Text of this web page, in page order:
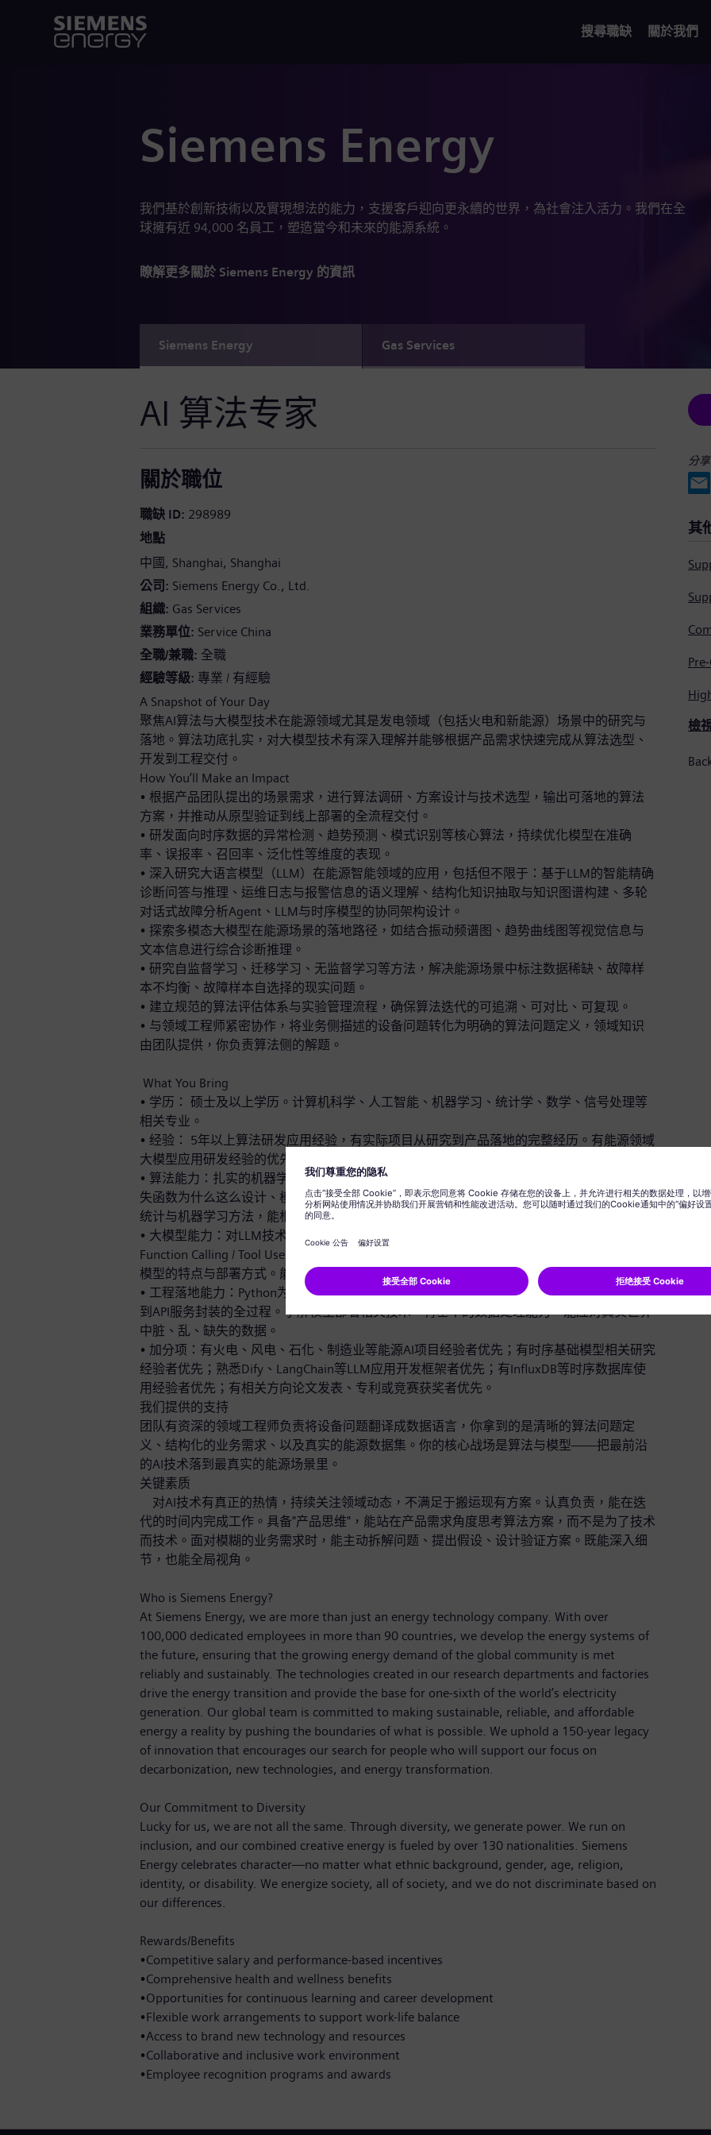
搜尋職缺 關於我們
Siemens Energy
我們基於創新技術以及實現想法的能力，支援客戶迎向更永續的世界，為社會注入活力。我們在全
球擁有近 94,000 名員工，塑造當今和未來的能源系統。
瞭解更多關於 Siemens Energy 的資訊
Siemens Energy Gas Services
AI 算法专家
關於職位
職缺 ID 298989
地點
中國
Shanghai Shanghai
公司 Siemens Energy Co., Ltd.
組織 Gas Services
業務單位 Service China
全職/兼職 全職
經驗等級 專業 / 有經驗
A Snapshot of Your Day
聚焦AI算法与大模型技术在能源领域尤其是发电领域（包括火电和新能源）场景中的研究与
落地。算法功底扎实，对大模型技术有深入理解并能够根据产品需求快速完成从算法选型、
开发到工程交付。
How You’ll Make an Impact
• 根据产品团队提出的场景需求，进行算法调研、方案设计与技术选型，输出可落地的算法
方案，并推动从原型验证到线上部署的全流程交付。
• 研发面向时序数据的异常检测、趋势预测、模式识别等核心算法，持续优化模型在准确
率、误报率、召回率、泛化性等维度的表现。
• 深入研究大语言模型（LLM）在能源智能领域的应用，包括但不限于：基于LLM的智能精确
诊断问答与推理、运维日志与报警信息的语义理解、结构化知识抽取与知识图谱构建、多轮
对话式故障分析Agent、LLM与时序模型的协同架构设计。
• 探索多模态大模型在能源场景的落地路径，如结合振动频谱图、趋势曲线图等视觉信息与
文本信息进行综合诊断推理。
• 研究自监督学习、迁移学习、无监督学习等方法，解决能源场景中标注数据稀缺、故障样
本不均衡、故障样本自选择的现实问题。
• 建立规范的算法评估体系与实验管理流程，确保算法迭代的可追溯、可对比、可复现。
• 与领域工程师紧密协作，将业务侧描述的设备问题转化为明确的算法问题定义，领域知识
由团队提供，你负责算法侧的解题。
What You Bring
• 学历： 硕士及以上学历。计算机科学、人工智能、机器学习、统计学、数学、信号处理等
相关专业。
• 经验： 5年以上算法研发应用经验，有实际项目从研究到产品落地的完整经历。有能源领域
大模型应用研发经验的优先。
• 算法能力：扎实的机器学习与深度学习理论基础，不是只会调用框架API，而是能讲清楚损
失函数为什么这么设计、模型为什么在这个场景下失效。熟练掌握时序分析相关方法，以及
统计与机器学习方法，能根据问题特点选择合适的技术路线。
• 大模型能力：对LLM技术栈有体系化理解，包括Prompt Engineering、RAG、Fine-tuning、
Function Calling / Tool Use、Agent架构。有实际的LLM应用开发或微调经验，了解主流开源
模型的特点与部署方式。能够设计LLM与传统算法模型的协同方案。
• 工程落地能力：Python为主力语言，PyTorch熟练使用。能独立完成模型训练、评估、优化
到API服务封装的全过程。了解模型部署相关技术。有基本的数据处理能力，能应对真实世界
中脏、乱、缺失的数据。
• 加分项：有火电、风电、石化、制造业等能源AI项目经验者优先；有时序基础模型相关研究
经验者优先；熟悉Dify、LangChain等LLM应用开发框架者优先；有InfluxDB等时序数据库使
用经验者优先；有相关方向论文发表、专利或竞赛获奖者优先。
我们提供的支持
团队有资深的领域工程师负责将设备问题翻译成数据语言，你拿到的是清晰的算法问题定
义、结构化的业务需求、以及真实的能源数据集。你的核心战场是算法与模型——把最前沿
的AI技术落到最真实的能源场景里。
关键素质
对AI技术有真正的热情，持续关注领域动态，不满足于搬运现有方案。认真负责，能在迭
代的时间内完成工作。具备"产品思维"，能站在产品需求角度思考算法方案，而不是为了技术
而技术。面对模糊的业务需求时，能主动拆解问题、提出假设、设计验证方案。既能深入细
节，也能全局视角。
Who is Siemens Energy?
At Siemens Energy, we are more than just an energy technology company. With over
100,000 dedicated employees in more than 90 countries, we develop the energy systems of
the future, ensuring that the growing energy demand of the global community is met
reliably and sustainably. The technologies created in our research departments and factories
drive the energy transition and provide the base for one-sixth of the world’s electricity
generation. Our global team is committed to making sustainable, reliable, and affordable
energy a reality by pushing the boundaries of what is possible. We uphold a 150-year legacy
of innovation that encourages our search for people who will support our focus on
decarbonization, new technologies, and energy transformation.
Our Commitment to Diversity
Lucky for us, we are not all the same. Through diversity, we generate power. We run on
inclusion, and our combined creative energy is fueled by over 130 nationalities. Siemens
Energy celebrates character—no matter what ethnic background, gender, age, religion,
identity, or disability. We energize society, all of society, and we do not discriminate based on
our differences.
Rewards/Benefits
•Competitive salary and performance-based incentives
•Comprehensive health and wellness benefits
•Opportunities for continuous learning and career development
•Flexible work arrangements to support work-life balance
•Access to brand new technology and resources
•Collaborative and inclusive work environment
•Employee recognition programs and awards
分
其
檢